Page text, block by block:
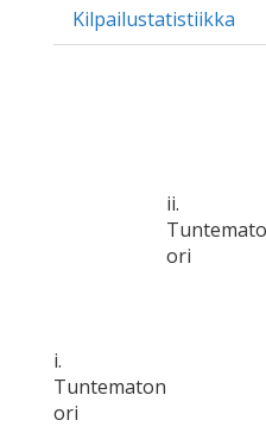
Kilpailustatistiikka
i.
Tuntematon
ori
ii.
ori